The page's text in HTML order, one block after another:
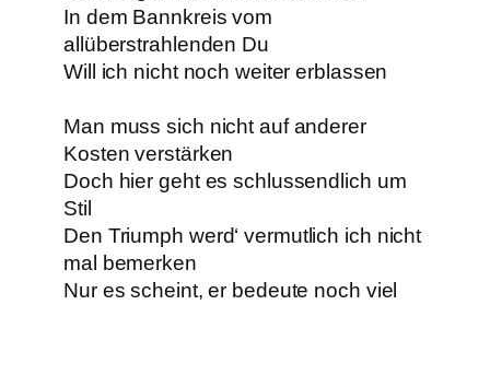
In dem Bannkreis vom
allüberstrahlenden Du
Will ich nicht noch weiter erblassen
Man muss sich nicht auf anderer
Kosten verstärken
Doch hier geht es schlussendlich um
Stil
Den Triumph werd‘ vermutlich ich nicht
mal bemerken
Nur es scheint, er bedeute noch viel